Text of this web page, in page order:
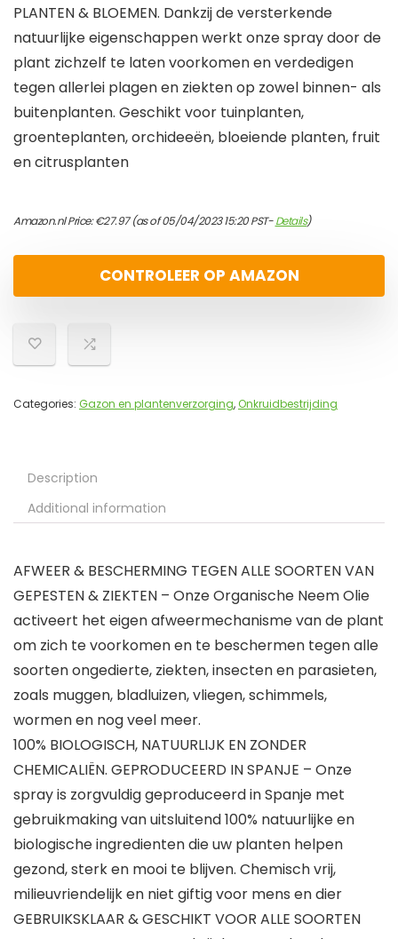
PLANTEN & BLOEMEN. Dankzij de versterkende
natuurlijke eigenschappen werkt onze spray door de
plant zichzelf te laten voorkomen en verdedigen
tegen allerlei plagen en ziekten op zowel binnen- als
buitenplanten. Geschikt voor tuinplanten,
groenteplanten, orchideeën, bloeiende planten, fruit
en citrusplanten
Amazon.nl Price:€27.97(as of 05/04/2023 15:20 PST-Details)
CONTROLEER OP AMAZON
Categories: Gazon en plantenverzorging,Onkruidbestrijding
Description
Additional information
AFWEER & BESCHERMING TEGEN ALLE SOORTEN VAN
GEPESTEN & ZIEKTEN – Onze Organische Neem Olie
activeert het eigen afweermechanisme van de plant
om zich te voorkomen en te beschermen tegen alle
soorten ongedierte, ziekten, insecten en parasieten,
zoals muggen, bladluizen, vliegen, schimmels,
wormen en nog veel meer.
100% BIOLOGISCH, NATUURLIJK EN ZONDER
CHEMICALIËN. GEPRODUCEERD IN SPANJE – Onze
spray is zorgvuldig geproduceerd in Spanje met
gebruikmaking van uitsluitend 100% natuurlijke en
biologische ingredienten die uw planten helpen
gezond, sterk en mooi te blijven. Chemisch vrij,
milieuvriendelijk en niet giftig voor mens en dier
GEBRUIKSKLAAR & GESCHIKT VOOR ALLE SOORTEN